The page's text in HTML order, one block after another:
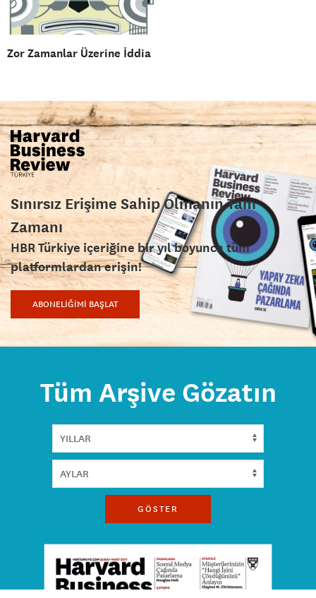
Zor Zamanlar Üzerine İddia
Sınırsız Erişime Sahip Olmanın Tam
Zamanı
HBR Türkiye içeriğine bir yıl boyunca tüm
platformlardan erişin!
ABONELİĞİMİ BAŞLAT
Tüm Arşive Gözatın
GÖSTER